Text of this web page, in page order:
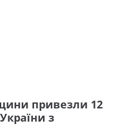
привезли 12
з